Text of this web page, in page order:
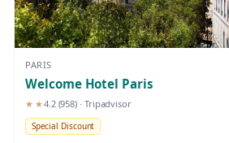
PARIS
Welcome Hotel Paris
★★
2-star hotel
4.2(958) · Tripadvisor
Special Discount